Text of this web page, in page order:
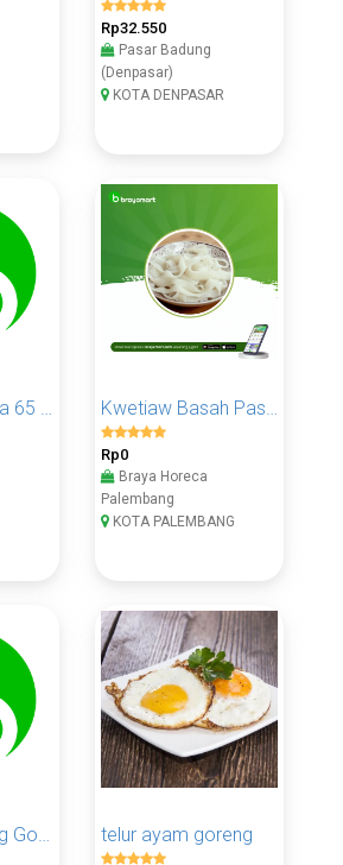
Rp32.550
Pasar Badung
(Denpasar)
KOTA DENPASAR
Santan sun kara 65 ml Kwetiaw Basah Pasar
Rp0
Braya Horeca
Palembang
KOTA PALEMBANG
Bumbu Kentang Goreng Jagung Bakar Indofood telur ayam goreng